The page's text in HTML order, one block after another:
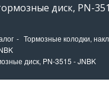
диск, PN-
Тормозные колодки,
диск, PN-3515 - JNBK